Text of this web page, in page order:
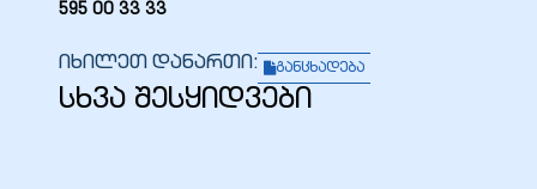
595 00 33 33
იხილეთ დანართი: განცხადება
სხვა შესყიდვები